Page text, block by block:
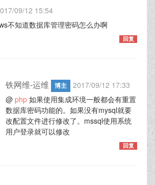
09/12 15:54
不知道数据库管理密码怎么办啊
回复
铁网维-运维 博主
2017/09/12 17:33
@ php 如果使用集成环境一般都会有重置
数据库密码功能的。如果没有mysql就要
改配置文件进行修改了。mssql使用系统
用户登录就可以修改
回复